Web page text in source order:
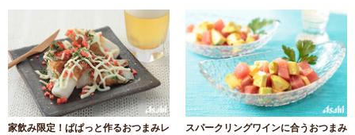
家飲み限定！ぱぱっと作るおつまみレ
スパークリングワインに合うおつまみ